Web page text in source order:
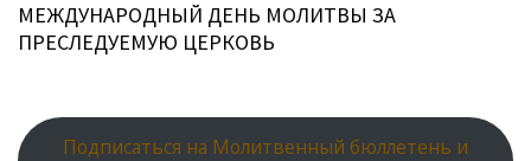
МЕЖДУНАРОДНЫЙ ДЕНЬ МОЛИТВЫ ЗА
ПРЕСЛЕДУЕМУЮ ЦЕРКОВЬ
Подписаться на Молитвенный бюллетень и